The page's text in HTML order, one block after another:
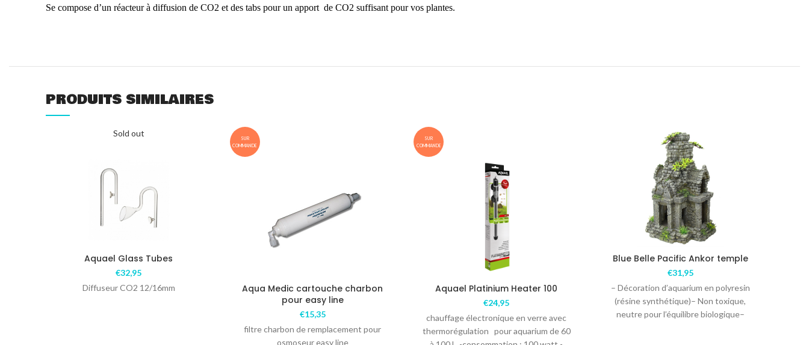
Se compose d’un réacteur à diffusion de CO2 et des tabs pour un apport de CO2 suffisant pour vos plantes.
PRODUITS SIMILAIRES
Sold out
Aquael Glass Tubes
€32,95
Diffuseur CO2 12/16mm
SUR
COMMANDE
Aqua Medic cartouche charbon
pour easy line
€15,35
filtre charbon de remplacement pour
osmoseur easy line
SUR
COMMANDE
Aquael Platinium Heater 100
€24,95
chauffage électronique en verre avec
thermorégulation pour aquarium de 60
Blue Belle Pacific Ankor temple
€31,95
– Décoration d’aquarium en polyresin
(résine synthétique)– Non toxique,
neutre pour l’équilibre biologique–